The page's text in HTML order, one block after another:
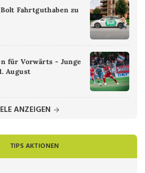
Fahrtguthaben zu
für Vorwärts - Junge
August
ANZEIGEN
TIPS AKTIONEN